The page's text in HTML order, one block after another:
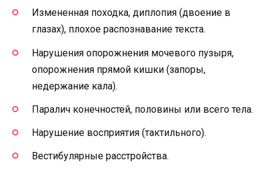
Измененная походка, диплопия (двоение в
глазах), плохое распознавание текста.
Нарушения опорожнения мочевого пузыря,
опорожнения прямой кишки (запоры,
недержание кала).
Паралич конечностей, половины или всего тела.
Нарушение восприятия (тактильного).
Вестибулярные расстройства.